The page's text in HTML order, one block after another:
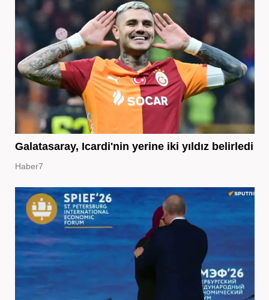
Galatasaray, Icardi'nin yerine iki yıldız belirledi
Haber7